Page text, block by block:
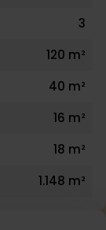
3
120 m²
40 m²
16 m²
18 m²
1.148 m²